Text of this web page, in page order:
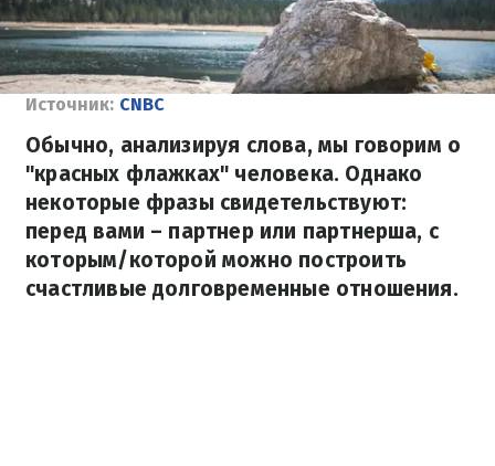
Источник: CNBC
Обычно, анализируя слова, мы говорим о
"красных флажках" человека. Однако
некоторые фразы свидетельствуют:
перед вами – партнер или партнерша, с
которым/которой можно построить
счастливые долговременные отношения.